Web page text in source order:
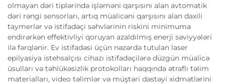
olmayan dəri tiplərində işləməni qarşısını alan avtomatik
dəri rəngi sensorları, artıq müalicəni qarşısını alan daxili
taymerlər və istifadəçi səhvlərinin riskini minimuma
endirərkən effektivliyi qoruyan azaldılmış enerji səviyyələri
ilə fərqlənir. Ev istifadəsi üçün nəzərdə tutulan laser
epilyasiya istehsalçısı cihazı istifadəçilərə düzgün müalicə
üsulları və təhlükəsizlik protokolları haqqında ətraflı təlim
materialları, video təlimlər və müştəri dəstəyi xidmətlərini